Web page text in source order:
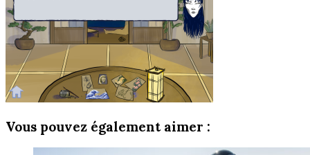
Vous pouvez également aimer :